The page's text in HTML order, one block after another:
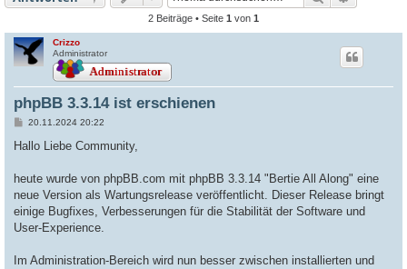
2 Beiträge • Seite 1 von 1
Crizzo
Administrator
phpBB 3.3.14 ist erschienen
B
i
a
20.11.2024 20:22
Hallo Liebe Community,
heute wurde von phpBB.com mit phpBB 3.3.14 "Bertie All Along" eine
neue Version als Wartungsrelease veröffentlicht. Dieser Release bringt
einige Bugfixes, Verbesserungen für die Stabilität der Software und
User-Experience.
Im Administration-Bereich wird nun besser zwischen installierten und